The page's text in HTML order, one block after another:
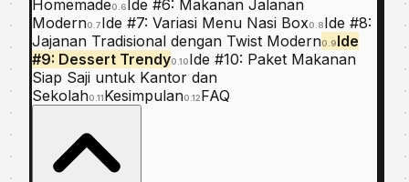
Homemade0.6 Ide #6: Makanan Jalanan
Modern0.7Ide #7: Variasi Menu Nasi Box0.8Ide #8:
Jajanan Tradisional dengan Twist Modern0.9Ide
#9: Dessert Trendy0.10Ide #10: Paket Makanan
Siap Saji untuk Kantor dan
Sekolah0.11Kesimpulan0.12FAQ